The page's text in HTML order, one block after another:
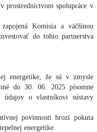
spolupráce v
Komisia a väčšinou
do tohto partnerstva
energetike, že sú v zmysle
do 30. 06. 2025 písomne
údajov o vlastníkovi sústavy
povinnosti hrozí pokuta
energetike